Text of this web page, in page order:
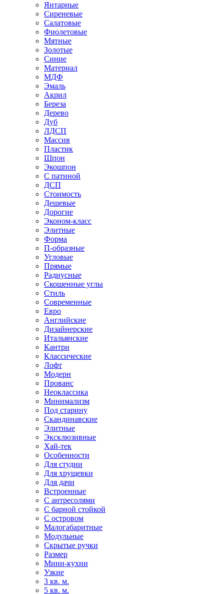
Янтарные
Сиреневые
Салатовые
Фиолетовые
Мятные
Золотые
Синие
Материал
МДФ
Эмаль
Акрил
Береза
Дерево
Дуб
ЛДСП
Массив
Пластик
Шпон
Экошпон
С патиной
ДСП
Стоимость
Дешевые
Дорогие
Эконом-класс
Элитные
Форма
П-образные
Угловые
Прямые
Радиусные
Скошенные углы
Стиль
Современные
Евро
Английские
Дизайнерские
Итальянские
Кантри
Классические
Лофт
Модерн
Прованс
Неоклассика
Минимализм
Под старину
Скандинавские
Элитные
Эксклюзивные
Хай-тек
Особенности
Для студии
Для хрущевки
Для дачи
Встроенные
С антресолями
С барной стойкой
С островом
Малогабаритные
Модульные
Скрытые ручки
Размер
Мини-кухни
Узкие
3 кв. м.
5 кв. м.